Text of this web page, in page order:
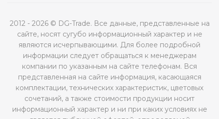
2012 - 2026 © DG-Trade. Все данные, представленные на
сайте, носят сугубо информационный характер и не
являются исчерпывающими. Для более подробной
информации следует обращаться к менеджерам
компании по указанным на сайте телефонам. Вся
представленная на сайте информация, касающаяся
комплектации, технических характеристик, цветовых
сочетаний, а также стоимости продукции носит
информационный характер и ни при каких условиях не